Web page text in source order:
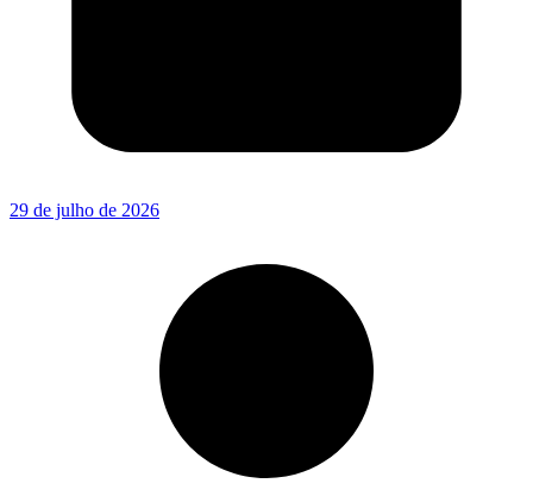
29 de julho de 2026